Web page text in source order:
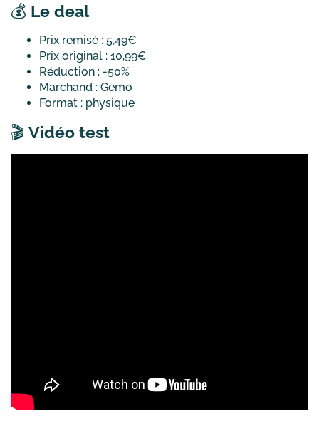
💰 Le deal
Prix remisé : 5,49€
Prix original : 10,99€
Réduction : -50%
Marchand : Gemo
Format : physique
🎬 Vidéo test